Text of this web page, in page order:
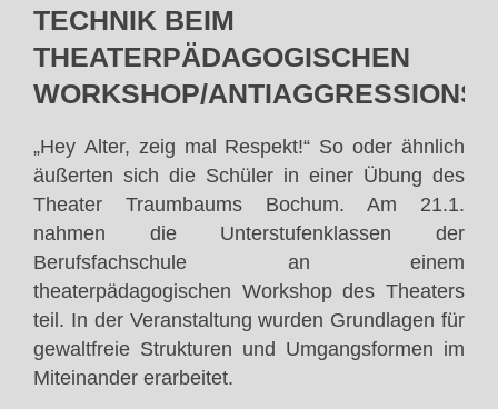
TECHNIK BEIM
THEATERPÄDAGOGISCHEN
WORKSHOP/
„Hey Alter, zeig mal Respekt!“ So oder ähnlich
äußerten sich die Schüler in einer Übung des
Theater Traumbaums Bochum. Am 21.1.
nahmen die Unterstufenklassen der
Berufsfachschule an einem
theaterpädagogischen Workshop des Theaters
teil. In der Veranstaltung wurden Grundlagen für
gewaltfreie Strukturen und Umgangsformen im
Miteinander erarbeitet.